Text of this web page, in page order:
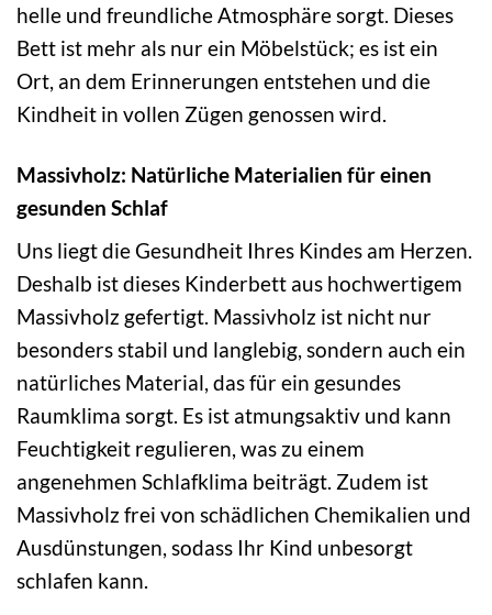
helle und freundliche Atmosphäre sorgt. Dieses
Bett ist mehr als nur ein Möbelstück; es ist ein
Ort, an dem Erinnerungen entstehen und die
Kindheit in vollen Zügen genossen wird.
Massivholz: Natürliche Materialien für einen
gesunden Schlaf
Uns liegt die Gesundheit Ihres Kindes am Herzen.
Deshalb ist dieses Kinderbett aus hochwertigem
Massivholz gefertigt. Massivholz ist nicht nur
besonders stabil und langlebig, sondern auch ein
natürliches Material, das für ein gesundes
Raumklima sorgt. Es ist atmungsaktiv und kann
Feuchtigkeit regulieren, was zu einem
angenehmen Schlafklima beiträgt. Zudem ist
Massivholz frei von schädlichen Chemikalien und
Ausdünstungen, sodass Ihr Kind unbesorgt
schlafen kann.